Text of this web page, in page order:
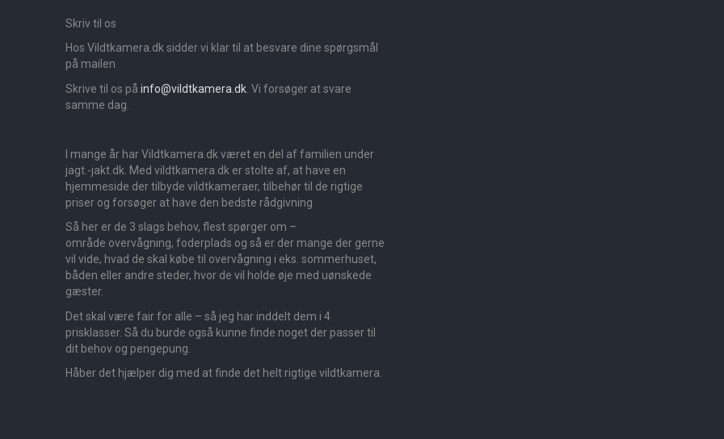
Skriv til os
Hos Vildtkamera.dk sidder vi klar til at besvare dine spørgsmål
på mailen
Skrive til os på info@vildtkamera.dk . Vi forsøger at svare
samme dag.
I mange år har Vildtkamera.dk været en del af familien under
jagt.-jakt.dk. Med vildtkamera.dk er stolte af, at have en
hjemmeside der tilbyde vildtkameraer, tilbehør til de rigtige
priser og forsøger at have den bedste rådgivning
Så her er de 3 slags behov, flest spørger om –
område overvågning, foderplads og så er der mange der gerne
vil vide, hvad de skal købe til overvågning i eks. sommerhuset,
båden eller andre steder, hvor de vil holde øje med uønskede
gæster.
Det skal være fair for alle – så jeg har inddelt dem i 4
prisklasser. Så du burde også kunne finde noget der passer til
dit behov og pengepung.
Håber det hjælper dig med at finde det helt rigtige vildtkamera.